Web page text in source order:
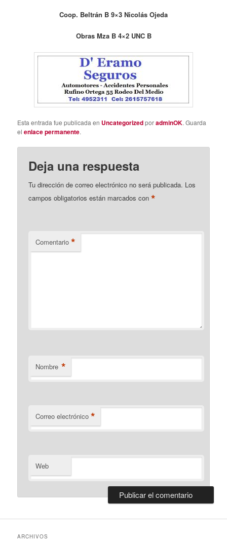
Coop. Beltrán B 9×3 Nicolás Ojeda
Obras Mza B 4×2 UNC B
Esta entrada fue publicada en UncategorizedporadminOK. Guarda
elenlace permanente.
Deja una respuesta
Tu dirección de correo electrónico no será publicada. Los
campos obligatorios están marcados con*
Comentario *
Nombre *
Correo electrónico *
Web
ARCHIVOS